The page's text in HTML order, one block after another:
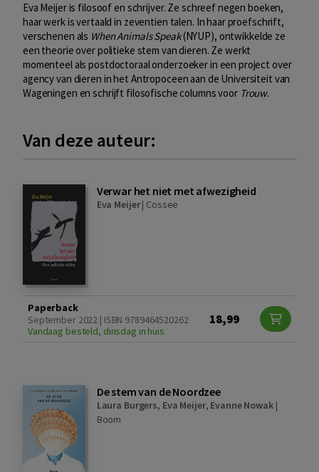
Eva Meijer is filosoof en schrijver. Ze schreef negen boeken,
haar werk is vertaald in zeventien talen. In haar proefschrift,
verschenen als When Animals Speak(NYUP), ontwikkelde ze
een theorie over politieke stem van dieren. Ze werkt
momenteel als postdoctoraal onderzoeker in een project over
agency van dieren in het Antropoceen aan de Universiteit van
Wageningen en schrijft filosofische columns voor Trouw.
Van deze auteur:
Verwar het niet met afwezigheid
Eva Meijer| Cossee
Paperback
September 2022 | ISBN 9789464520262
Vandaag besteld, dinsdag in huis
18,99
De stem van de Noordzee
Laura Burgers, Eva Meijer, Evanne Nowak|
Boom